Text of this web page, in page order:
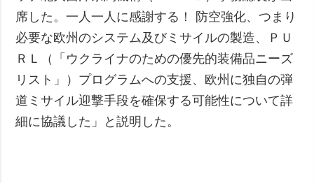
席した。一人一人に感謝する！ 防空強化、つまり
必要な欧州のシステム及びミサイルの製造、ＰＵ
ＲＬ（「ウクライナのための優先的装備品ニーズ
リスト」）プログラムへの支援、欧州に独自の弾
道ミサイル迎撃手段を確保する可能性について詳
細に協議した」と説明した。